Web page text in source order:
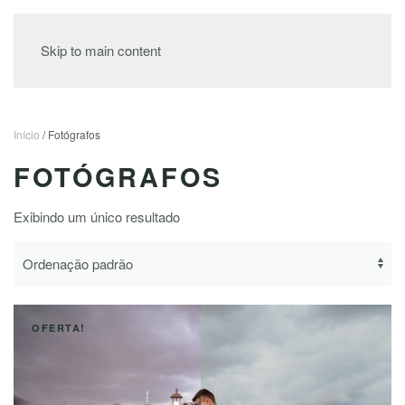
Skip to main content
Início / Fotógrafos
FOTÓGRAFOS
Exibindo um único resultado
OFERTA!